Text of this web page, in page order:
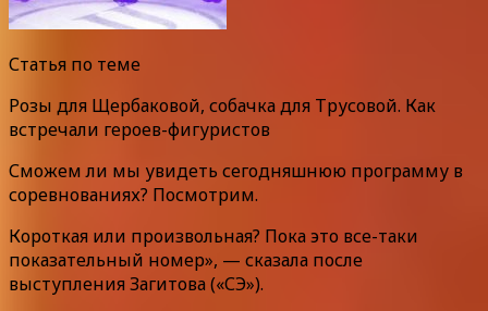
Статья по теме
Розы для Щербаковой, собачка для Трусовой. Как
встречали героев-фигуристов
Сможем ли мы увидеть сегодняшнюю программу в
соревнованиях? Посмотрим.
Короткая или произвольная? Пока это все-таки
показательный номер», — сказала после
выступления Загитова («СЭ»).